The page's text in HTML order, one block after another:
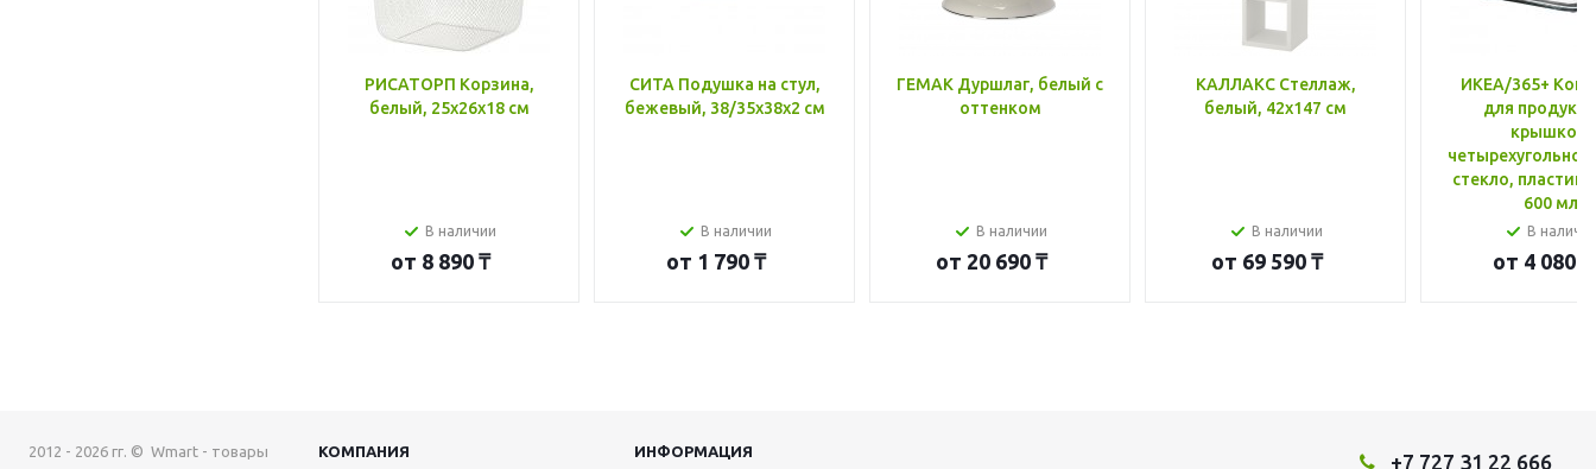
РИСАТОРП Корзина,
белый, 25x26x18 см
В наличии
от 8 890 ₸
СИТА Подушка на стул,
бежевый, 38/35x38x2 см
В наличии
от 1 790 ₸
ГЕМАК Дуршлаг, белый с
оттенком
В наличии
от 20 690 ₸
КАЛЛАКС Стеллаж,
белый, 42x147 см
В наличии
от 69 590 ₸
ИКЕА/365+
для
крышкой,
стекло, пластик
600 мл
В
от 4 080 ₸
2012 - 2026 гг. © Wmart - товары
КОМПАНИЯ ИНФОРМАЦИЯ +7 727 31 22 666